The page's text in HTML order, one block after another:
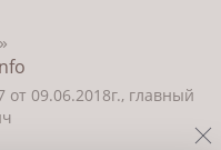
09.06.2018г., главный